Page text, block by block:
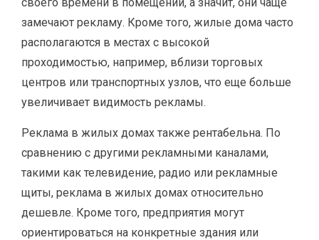
замечают рекламу. Кроме того, жилые дома часто
располагаются в местах с высокой
проходимостью, например, вблизи торговых
центров или транспортных узлов, что еще больше
увеличивает видимость рекламы.
Реклама в жилых домах также рентабельна. По
сравнению с другими рекламными каналами,
такими как телевидение, радио или рекламные
щиты, реклама в жилых домах относительно
дешевле. Кроме того, предприятия могут
ориентироваться на конкретные здания или